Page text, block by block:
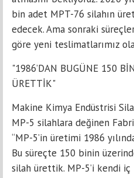
bin adet MPT-76 silahın
edecek. Ama sonraki
göre yeni teslimatlarımız
"1986’DAN BUGÜNE 150
ÜRETTİK"
Makine Kimya Endüstrisi
MP-5 silahlara değinen
“MP-5’in üretimi 1986
Bu süreçte 150 binin
silah ürettik. MP-5’i kendi iç